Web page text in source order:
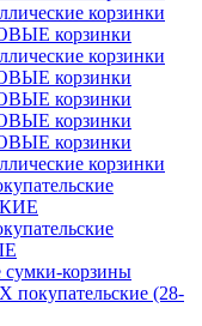
корзинки
корзинки
корзинки
корзинки
корзинки
корзинки
корзинки
корзинки
сумки-корзины
(28-